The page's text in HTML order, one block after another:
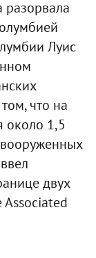
Луис
что на
около 1,5
двух
Associated